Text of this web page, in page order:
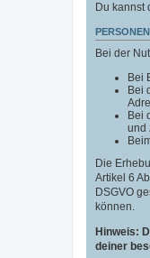
Du kannst
Bei der
Bei
Bei
Bei
und
Die
Artikel 6
DSGVO
können.
Hinweis:
deiner